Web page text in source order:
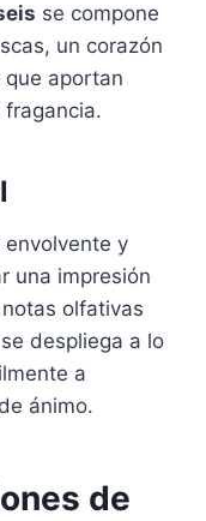
se compone
un corazón
aportan
envolvente y
una impresión
olfativas
despliega a lo
a
ánimo.
de